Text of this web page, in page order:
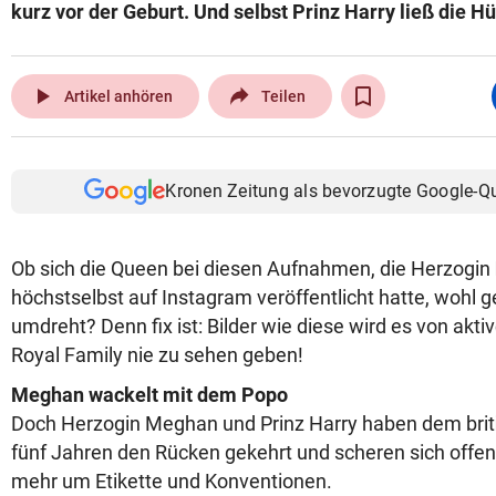
kurz vor der Geburt. Und selbst Prinz Harry ließ die
play_arrow Artikel anhören Teilen
Kronen Zeitung als bevorzugte Google-
Ob sich die Queen bei diesen Aufnahmen, die
höchstselbst auf Instagram veröffentlicht hatte, wohl
umdreht? Denn fix ist: Bilder wie diese wird es von
Royal Family nie zu sehen geben!
Meghan wackelt mit dem Popo
Doch Herzogin Meghan und Prinz Harry haben dem
fünf Jahren den Rücken gekehrt und scheren sich
mehr um Etikette und Konventionen.